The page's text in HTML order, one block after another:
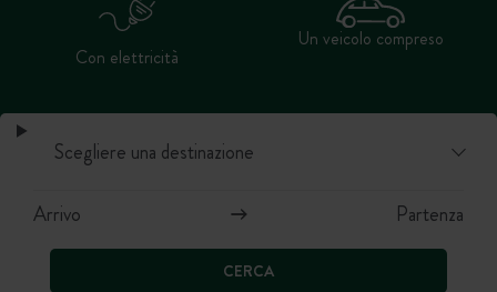
Con elettricità
Un veicolo compreso
CERCA